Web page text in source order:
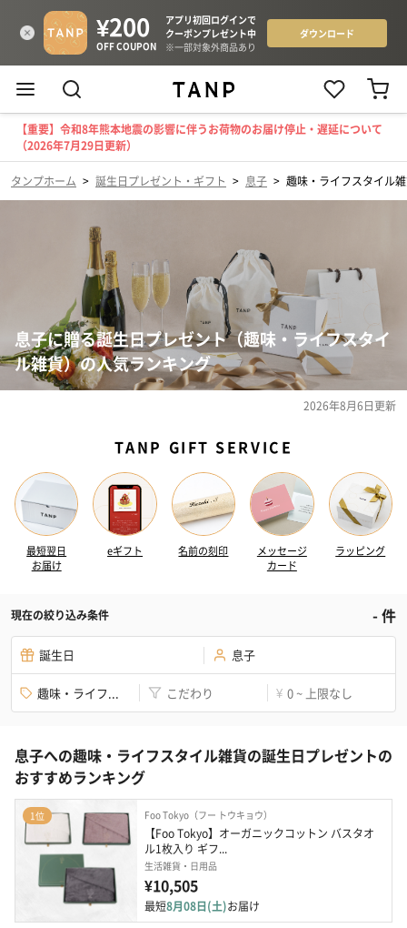
【重要】令和8年熊本地震の影響に伴うお荷物のお届け停止・遅延について
（2026年7月29日更新）
タンプホーム > 誕生日プレゼント・ギフト > 息子 > 趣味・ライフスタイル
息子に贈る誕生日プレゼント（趣味・ライフスタイ
ル雑貨）の人気ランキング
2026年8月6日更新
TANP GIFT SERVICE
最短翌日
お届け
eギフト 名前の刻印
メッセージ
カード
ラッピング
現在の絞り込み条件 -件
誕生日 息子
趣味・ライフ... こだわり ¥ 0 ~ 上限なし
息子への趣味・ライフスタイル雑貨の誕生日プレゼントの
おすすめランキング
1位 Foo Tokyo（フー トウキョウ）
【Foo Tokyo】オーガニックコットン バスタオ
ル1枚入り ギフ...
生活雑貨・日用品
¥10,505
最短8月08日(土)お届け